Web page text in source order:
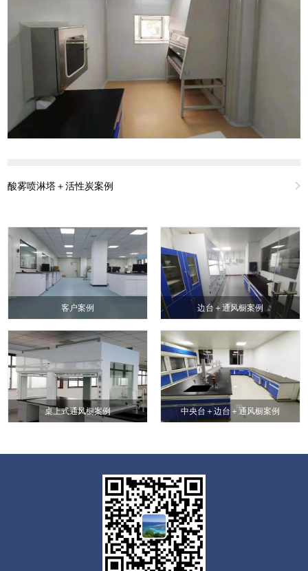
酸雾喷淋塔＋活性炭案例
客户案例 边台＋通风橱案例
桌上式通风橱案例 中央台＋边台＋通风橱案例